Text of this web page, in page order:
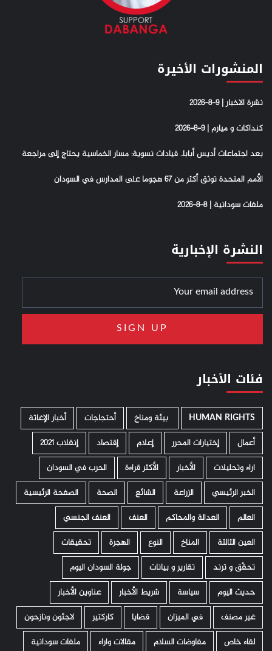
المنشورات الأخيرة
نشرة الاخبار | 9-8-2026
كنداكات و ميارم | 9-8-2026
بعد اجتماعات أديس أبابا.. قيادات نسوية: مسار الخماسية يحتاج إلى مراجعة
الأمم المتحدة توثق أكثر من 67 هجوما على المدارس في السودان
ملفات سودانية | 8-8-2026
النشرة الإخبارية
فئات الأخبار
HUMAN RIGHTS ­ بيئة ومناخ أحتجاجات
أخبار الإغاثة
أعمال
إختيارات المحرر إعلام إقتصاد
إنقلاب 2021
اراء وتحليلات
الأخبار الأكثر قراءة
الحرب في السودان
الخبر الرئيسي
الزراعة الشائع الصحة
الصفحة الرئيسية
العالم
العدالة والمحاكم العنف
العنف الجنسي
العين الثالثة
المناخ النوع الهجرة
تحقيقات
تحقّق و ترند
تقارير و بيانات
جولة السودان اليوم
حديث اليوم
سياسة شريط الأخبار
عناوين الأخبار
غير مصنف
في الميزان قضايا كاركتير
لاجئون ونازحون
لقاء خاص
مفاوضات السلام مقالات واراء ملفات سودانية